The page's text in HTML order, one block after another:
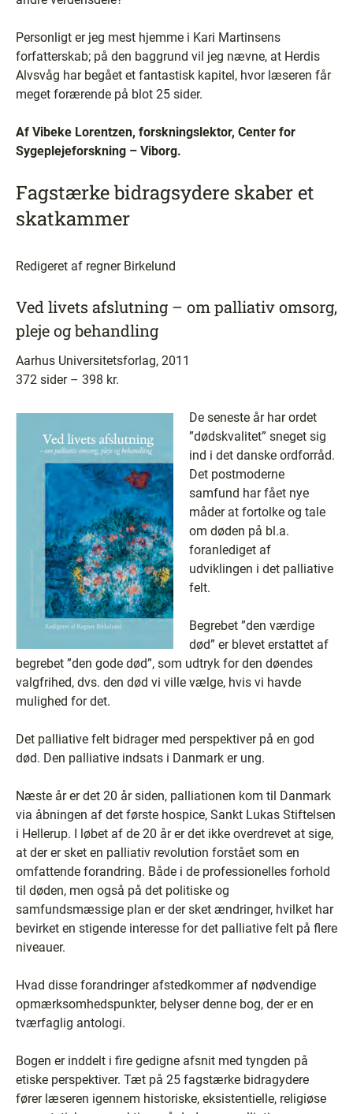
Personligt er jeg mest hjemme i Kari Martinsens
forfatterskab; på den baggrund vil jeg nævne, at Herdis
Alvsvåg har begået et fantastisk kapitel, hvor læseren får
meget forærende på blot 25 sider.
Af Vibeke Lorentzen, forskningslektor, Center for
Sygeplejeforskning – Viborg.
Fagstærke bidragsydere skaber et
skatkammer
Redigeret af regner Birkelund
Ved livets afslutning – om palliativ omsorg,
pleje og behandling
Aarhus Universitetsforlag, 2011
372 sider – 398 kr.
De seneste år har ordet
”dødskvalitet” sneget sig
ind i det danske ordforråd.
Det postmoderne
samfund har fået nye
måder at fortolke og tale
om døden på bl.a.
foranlediget af
udviklingen i det palliative
felt.
Begrebet ”den værdige
død” er blevet erstattet af
begrebet ”den gode død”, som udtryk for den døendes
valgfrihed, dvs. den død vi ville vælge, hvis vi havde
mulighed for det.
Det palliative felt bidrager med perspektiver på en god
død. Den palliative indsats i Danmark er ung.
Næste år er det 20 år siden, palliationen kom til Danmark
via åbningen af det første hospice, Sankt Lukas Stiftelsen
i Hellerup. I løbet af de 20 år er det ikke overdrevet at sige,
at der er sket en palliativ revolution forstået som en
omfattende forandring. Både i de professionelles forhold
til døden, men også på det politiske og
samfundsmæssige plan er der sket ændringer, hvilket har
bevirket en stigende interesse for det palliative felt på flere
niveauer.
Hvad disse forandringer afstedkommer af nødvendige
opmærksomhedspunkter, belyser denne bog, der er en
tværfaglig antologi.
Bogen er inddelt i fire gedigne afsnit med tyngden på
etiske perspektiver. Tæt på 25 fagstærke bidragydere
fører læseren igennem historiske, eksistentielle, religiøse